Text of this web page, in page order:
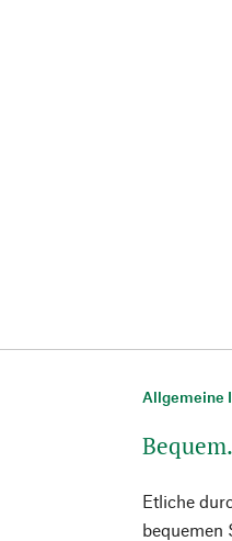
Allgemeine
Etliche
bequemen